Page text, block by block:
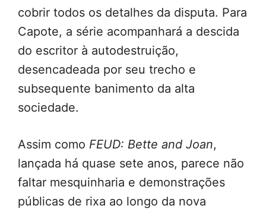
cobrir todos os detalhes da disputa. Para
Capote, a série acompanhará a descida
do escritor à autodestruição,
desencadeada por seu trecho e
subsequente banimento da alta
sociedade.
Assim como FEUD: Bette and Joan,
lançada há quase sete anos, parece não
faltar mesquinharia e demonstrações
públicas de rixa ao longo da nova